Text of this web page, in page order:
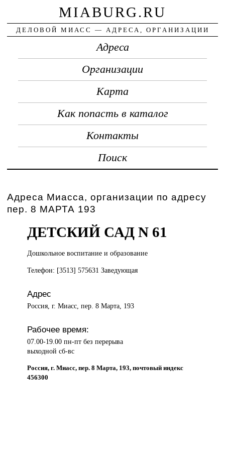
MIABURG.RU
ДЕЛОВОЙ МИАСС — АДРЕСА, ОРГАНИЗАЦИИ
Адреса
Организации
Карта
Как попасть в каталог
Контакты
Поиск
Адреса Миасса, организации по адресу
пер. 8 МАРТА 193
ДЕТСКИЙ САД N 61
Дошкольное воспитаниеи образование
Телефон: [3513] 575631 Заведующая
Адрес
Россия, г. Миасс, пер. 8 Марта, 193
Рабочее время:
07.00-19.00 пн-пт без перерыва
выходной сб-вс
Россия, г. Миасс, пер. 8 Марта, 193, почтовый индекс
456300